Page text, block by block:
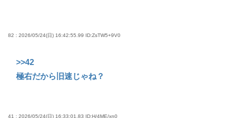
82 : 2026/05/24(日) 16:42:55.99 ID:ZsTW5+9V0
>>42
極右だから旧速じゃね？
41 : 2026/05/24(日) 16:33:01.83 ID:H/4ME/xn0